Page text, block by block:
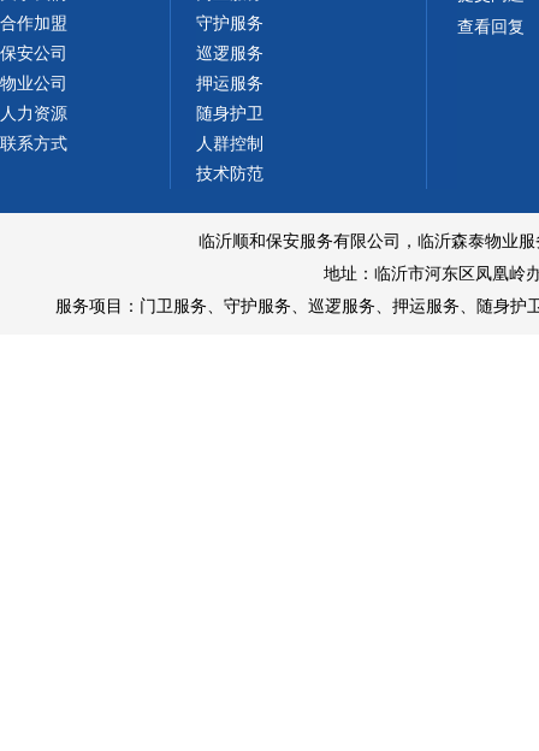
合作加盟
保安公司
物业公司
人力资源
联系方式
守护服务
巡逻服务
押运服务
随身护卫
人群控制
技术防范
查看回复
临沂顺和保安服务有限公司，临沂森泰物业
地址：临沂市河东区凤凰岭
服务项目： 门卫服务 守护服务 巡逻服务 押运服务 随身护